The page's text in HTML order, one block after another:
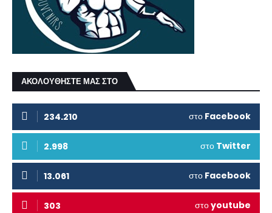
ΑΚΟΛΟΥΘΗΣΤΕ ΜΑΣ ΣΤΟ
234.210 στο Facebook
2.998 στο Twitter
13.061 στο Facebook
303 στοyoutube